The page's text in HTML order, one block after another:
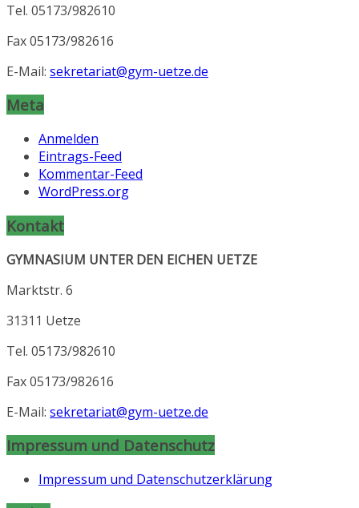
Tel. 05173/982610
Fax 05173/982616
E-Mail: sekretariat@gym-uetze.de
Meta
Anmelden
Eintrags-Feed
Kommentar-Feed
WordPress.org
Kontakt
GYMNASIUM UNTER DEN EICHEN UETZE
Marktstr. 6
31311 Uetze
Tel. 05173/982610
Fax 05173/982616
E-Mail: sekretariat@gym-uetze.de
Impressum und Datenschutz
Impressum und Datenschutzerklärung